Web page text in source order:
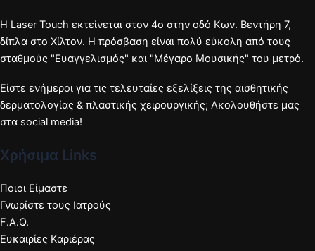
Η Laser Touch εκτείνεται στον 4ο στην οδό Κων. Βεντήρη 7,
δίπλα στο Χίλτον. Η πρόσβαση είναι πολύ εύκολη από τους
σταθμούς "Ευαγγελισμός" και "Μέγαρο Μουσικής" του μετρό.
Είστε ενήμεροι για τις τελευταίες εξελίξεις της αισθητικής
δερματολογίας & πλαστικής χειρουργικής; Ακολουθήστε μας
στα social media!
Χρήσιμα Links
Ποιοι Είμαστε
Γνωρίστε τους Ιατρούς
F.A.Q.
Ευκαιρίες Καριέρας